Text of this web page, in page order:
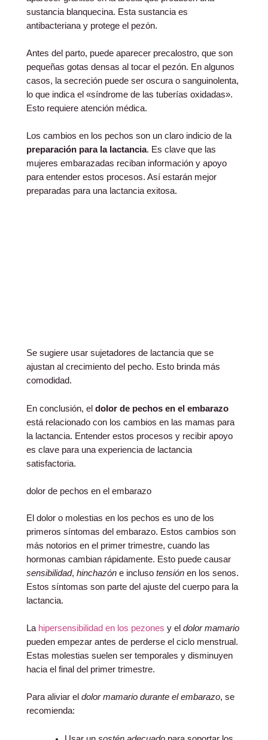
sustancia blanquecina. Esta sustancia es
antibacteriana y protege el pezón.
Antes del parto, puede aparecer precalostro, que son
pequeñas gotas densas al tocar el pezón. En algunos
casos, la secreción puede ser oscura o sanguinolenta,
lo que indica el «síndrome de las tuberías oxidadas».
Esto requiere atención médica.
Los cambios en los pechos son un claro indicio de la
preparación para la lactancia. Es clave que las
mujeres embarazadas reciban información y apoyo
para entender estos procesos. Así estarán mejor
preparadas para una lactancia exitosa.
Se sugiere usar sujetadores de lactancia que se
ajustan al crecimiento del pecho. Esto brinda más
comodidad.
En conclusión, el dolor de pechos en el embarazo
está relacionado con los cambios en las mamas para
la lactancia. Entender estos procesos y recibir apoyo
es clave para una experiencia de lactancia
satisfactoria.
dolor de pechos en el embarazo
El dolor o molestias en los pechos es uno de los
primeros síntomas del embarazo. Estos cambios son
más notorios en el primer trimestre, cuando las
hormonas cambian rápidamente. Esto puede causar
sensibilidad, hinchazón e incluso tensión en los senos.
Estos síntomas son parte del ajuste del cuerpo para la
lactancia.
La hipersensibilidad en los pezones y el dolor mamario
pueden empezar antes de perderse el ciclo menstrual.
Estas molestias suelen ser temporales y disminuyen
hacia el final del primer trimestre.
Para aliviar el dolor mamario durante el embarazo, se
recomienda: